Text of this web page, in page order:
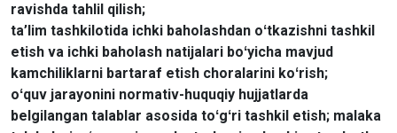
ravishda tahlil qilish;
ta’lim tashkilotida ichki baholashdan oʻtkazishni tashkil
etish va ichki baholash natijalari boʻyicha mavjud
kamchiliklarni bartaraf etish choralarini koʻrish;
oʻquv jarayonini normativ-huquqiy hujjatlarda
belgilangan talablar asosida toʻgʻri tashkil etish; malaka